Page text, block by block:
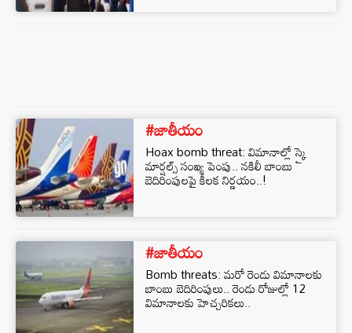
#జాతీయం
Hoax bomb threat: విమానాల్లో స్కై
మార్షల్స్ సంఖ్య పెంపు.. నకిలీ బాంబు
బెదిరింపులపై కీలక నిర్ణయం..!
#జాతీయం
Bomb threats: మరో రెండు విమానాలకు
బాంబు బెదిరింపులు.. రెండు రోజుల్లో 12
విమానాలకు హెచ్చరికలు..